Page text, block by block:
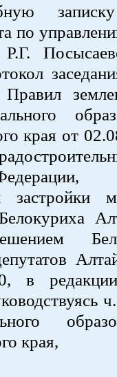
по
Правил
края от
застройки
в
края,